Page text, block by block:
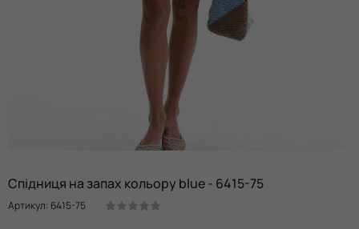
Спідниця на запах кольору blue - 6415-75
Артикул: 6415-75